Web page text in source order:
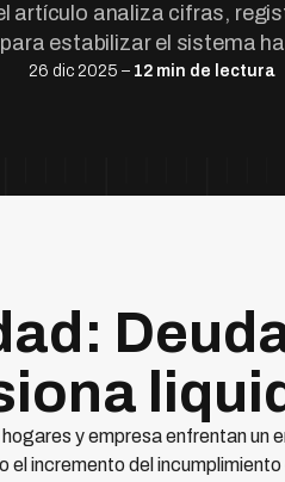
artículo analiza cifras,
estabilizar el sistema
26 dic 2025 – 12 min de lectura
y empresa enfrentan un
el incremento del